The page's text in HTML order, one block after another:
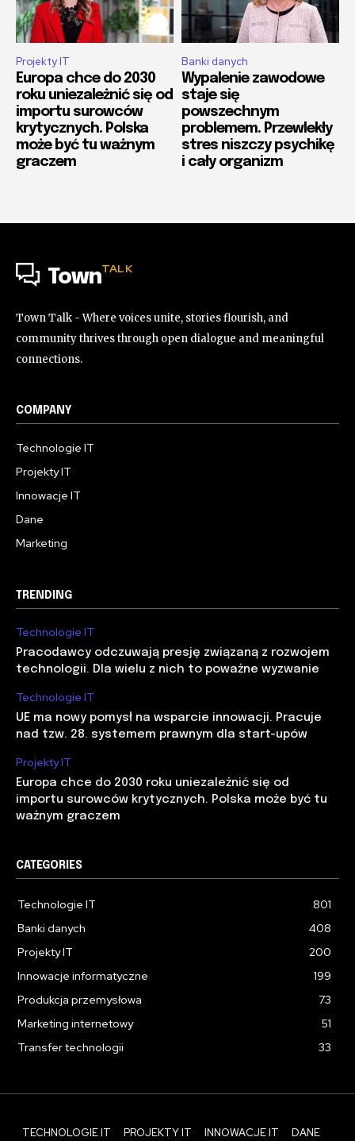
Projekty IT
Europa chce do 2030
roku uniezależnić się od
importu surowców
krytycznych. Polska
może być tu ważnym
graczem
Banki danych
Wypalenie zawodowe
staje się
powszechnym
problemem. Przewlekły
stres niszczy psychikę
i cały organizm
TownTALK
Town Talk - Where voices unite, stories flourish, and
community thrives through open dialogue and meaningful
connections.
COMPANY
Technologie IT
Projekty IT
Innowacje IT
Dane
Marketing
TRENDING
Technologie IT
Pracodawcy odczuwają presję związaną z rozwojem
technologii. Dla wielu z nich to poważne wyzwanie
Technologie IT
UE ma nowy pomysł na wsparcie innowacji. Pracuje
nad tzw. 28. systemem prawnym dla start-upów
Projekty IT
Europa chce do 2030 roku uniezależnić się od
importu surowców krytycznych. Polska może być tu
ważnym graczem
CATEGORIES
Technologie IT
801
Banki danych
408
Projekty IT
200
Innowacje informatyczne
199
Produkcja przemysłowa
73
Marketing internetowy
51
Transfer technologii
33
TECHNOLOGIE IT PROJEKTY IT INNOWACJE IT DANE